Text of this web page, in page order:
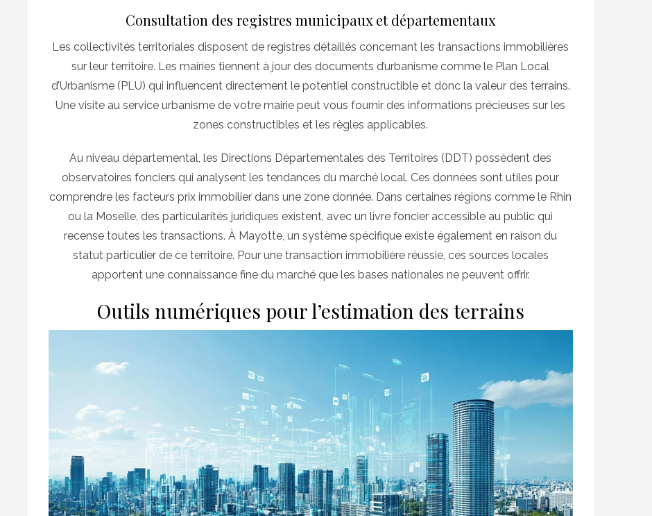
Consultation des registres municipaux et départementaux
Les collectivités territoriales disposent de registres détaillés concernant les transactions immobilières
sur leur territoire. Les mairies tiennent à jour des documents d’urbanisme comme le Plan Local
d’Urbanisme (PLU) qui influencent directement le potentiel constructible et donc la valeur des terrains.
Une visite au service urbanisme de votre mairie peut vous fournir des informations précieuses sur les
zones constructibles et les règles applicables.
Au niveau départemental, les Directions Départementales des Territoires (DDT) possèdent des
observatoires fonciers qui analysent les tendances du marché local. Ces données sont utiles pour
comprendre les facteurs prix immobilier dans une zone donnée. Dans certaines régions comme le Rhin
ou la Moselle, des particularités juridiques existent, avec un livre foncier accessible au public qui
recense toutes les transactions. À Mayotte, un système spécifique existe également en raison du
statut particulier de ce territoire. Pour une transaction immobilière réussie, ces sources locales
apportent une connaissance fine du marché que les bases nationales ne peuvent offrir.
Outils numériques pour l’estimation des terrains